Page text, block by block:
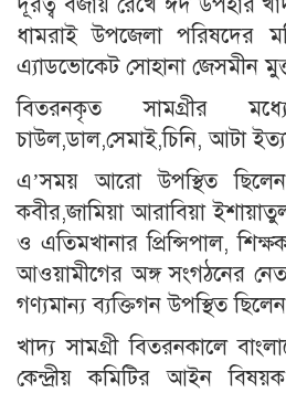
ধামরাই উপজেলা পরিষদের
এ্যাডভোকেট সোহানা জেসমীন
বিতরনকৃত সামগ্রীর
চাউল,ডাল,সেমাই,চিনি, আটা
এ’সময় আরো উপস্থিত
কবীর,জামিয়া আরাবিয়া
ও এতিমখানার প্রিন্সিপাল,
আওয়ামীগের অঙ্গ সংগঠনের
গণ্যমান্য ব্যক্তিগন উপস্থিত
খাদ্য সামগ্রী বিতরনকালে
কেন্দ্রীয় কমিটির আইন